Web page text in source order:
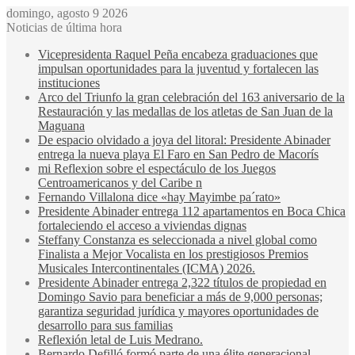
domingo, agosto 9 2026
Noticias de última hora
Vicepresidenta Raquel Peña encabeza graduaciones que
impulsan oportunidades para la juventud y fortalecen las
instituciones
Arco del Triunfo la gran celebración del 163 aniversario de la
Restauración y las medallas de los atletas de San Juan de la
Maguana
De espacio olvidado a joya del litoral: Presidente Abinader
entrega la nueva playa El Faro en San Pedro de Macorís
mi Reflexion sobre el espectáculo de los Juegos
Centroamericanos y del Caribe n
Fernando Villalona dice «hay Mayimbe pa´rato»
Presidente Abinader entrega 112 apartamentos en Boca Chica
fortaleciendo el acceso a viviendas dignas
Steffany Constanza es seleccionada a nivel global como
Finalista a Mejor Vocalista en los prestigiosos Premios
Musicales Intercontinentales (ICMA) 2026.
Presidente Abinader entrega 2,322 títulos de propiedad en
Domingo Savio para beneficiar a más de 9,000 personas;
garantiza seguridad jurídica y mayores oportunidades de
desarrollo para sus familias
Reflexión letal de Luis Medrano.